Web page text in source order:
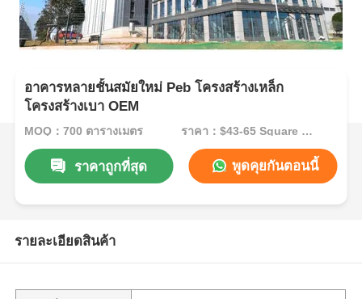
อาคารหลายชั้นสมัยใหม่ Peb โครงสร้างเหล็ก
โครงสร้างเบา OEM
MOQ：700 ตารางเมตร ราคา：$43-65 Square Meters
ราคาถูกที่สุด พูดคุยกันตอนนี้
รายละเอียดสินค้า